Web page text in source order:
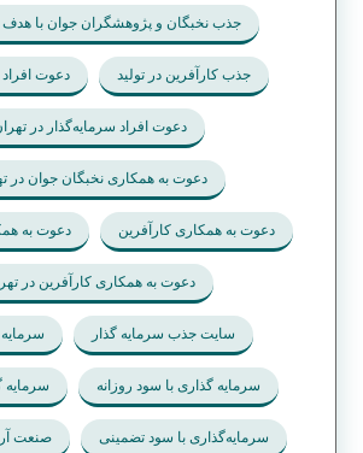
جذب نخبگان و پژوهشگران جوان با هدف
جذب کارآفرین در تولید دعوت افراد
دعوت افراد سرمایه‌گذار در
دعوت به همکاری نخبگان جوان در
دعوت به همکاری کارآفرین دعوت به
دعوت به همکاری کارآفرین در
سایت جذب سرمایه گذار سرمایه
سرمایه گذاری با سود روزانه
سرمایه‌گذاری با سود تضمینی صنعت